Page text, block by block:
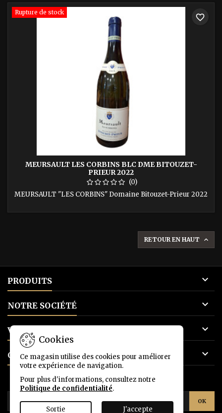
Rupture de stock
MEURSAULT LES CORBINS BLC DME BITOUZET-
PRIEUR 2022
(0)
MEURSAULT "LES CORBINS" Domaine Bitouzet-Prieur 2022
favorite_border
RETOUR EN HAUT 
PRODUITS 
NOTRE SOCIÉTÉ 
VOTRE COMPTE 
CONTACT 
Cookies
Ce magasin utilise des cookies pour améliorer
votre expérience de navigation.
Pour plus d'informations, consultez notre
Politique de confidentialité.
Sortie J'accepte
LETTRE D'INFORMATIONS